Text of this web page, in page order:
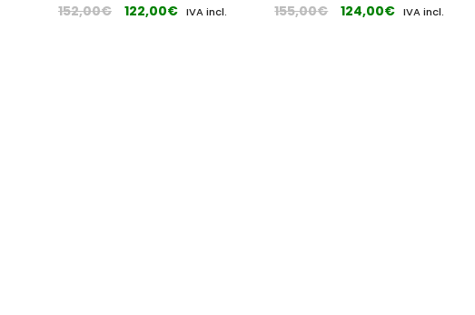
152,00€ 122,00€ IVA incl.
155,00€ 124,00€ IVA incl.